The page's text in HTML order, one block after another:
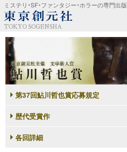
ミステリ・SF・ファンタジー・ホラーの専門出版
TOKYO SOGENSHA
第37回鮎川哲也賞応募規定
歴代受賞作
各回詳細